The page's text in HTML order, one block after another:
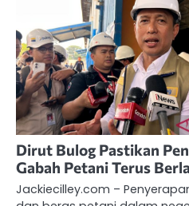
Dirut Bulog Pastikan
Gabah Petani Terus
Jackiecilley.com –